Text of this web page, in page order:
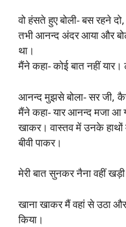
वो हंसते हुए बोली- बस रहने
तभी आनन्द अंदर आया और
था।
मैंने कहा- कोई बात नहीं
आनन्द मुझसे बोला- सर जी,
मैंने कहा- यार आनन्द मजा आ
खाकर। वास्तव में उनके हाथों
बीवी पाकर।
मेरी बात सुनकर नैना वहीं
खाना खाकर मैं वहां से उठा
किया।